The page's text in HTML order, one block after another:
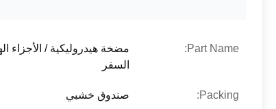
Part Name:
مضخة هيدروليكية / الأجزاء
السفر
Packing: صندوق خشبي